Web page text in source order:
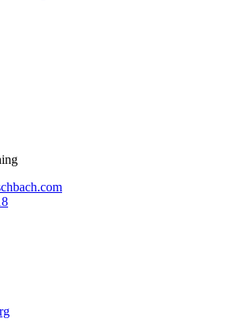
noiram